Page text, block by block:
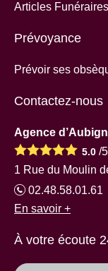
Articles Funéraires
Prévoyance
Prévoir ses
Contactez-nous
Agence
5.0 /
1 Rue du Moulin
02.48.58.01.61
En savoir +
À votre écoute